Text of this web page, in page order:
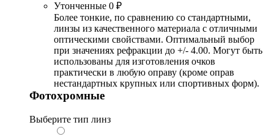
Утонченные 0 ₽
Более тонкие, по сравнению со стандартными,
линзы из качественного материала с отличными
оптическими свойствами. Оптимальный выбор
при значениях рефракции до +/- 4.00. Могут быть
использованы для изготовления очков
практически в любую оправу (кроме оправ
нестандартных крупных или спортивных форм).
Фотохромные
Выберите тип линз